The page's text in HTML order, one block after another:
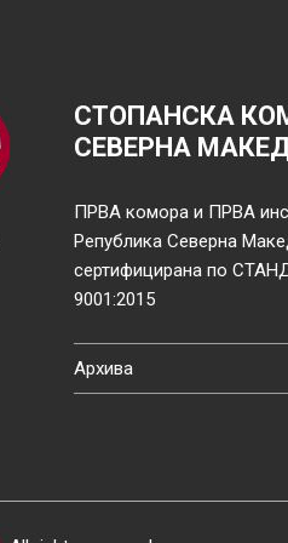
СТОПАНСКА
СЕВЕРНА
ПРВА комора и ПРВА
Република Северна
сертифицирана по
9001:2015
Архива